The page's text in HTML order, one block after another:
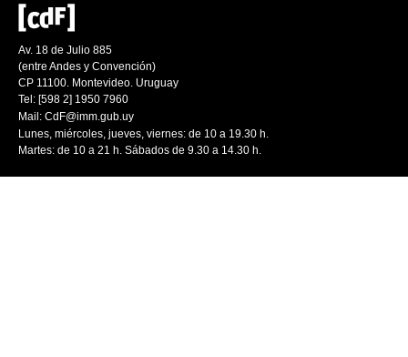
Av. 18 de Julio 885
(entre Andes y Convención)
CP 11100. Montevideo. Uruguay
Tel: [598 2] 1950 7960
Mail: CdF@imm.gub.uy
Lunes, miércoles, jueves, viernes: de 10 a 19.30 h.
Martes: de 10 a 21 h. Sábados de 9.30 a 14.30 h.